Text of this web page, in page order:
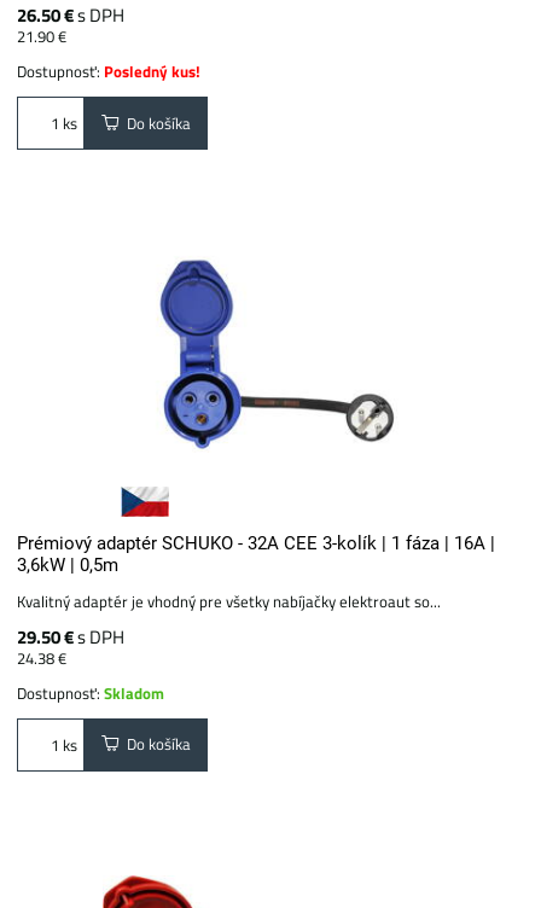
26.50 €s DPH
21.90 €
Dostupnosť: Posledný kus!
ks Do košíka
Prémiový adaptér SCHUKO - 32A CEE 3-kolík | 1 fáza | 16A |
3,6kW | 0,5m
Kvalitný adaptér je vhodný pre všetky nabíjačky elektroaut so...
29.50 €s DPH
24.38 €
Dostupnosť:Skladom
ks Do košíka